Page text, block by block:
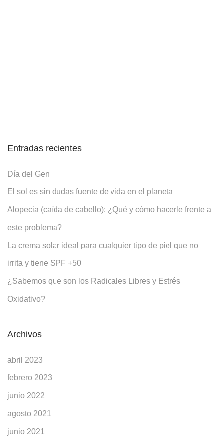
Entradas recientes
Día del Gen
El sol es sin dudas fuente de vida en el planeta
Alopecia (caída de cabello): ¿Qué y cómo hacerle frente a
este problema?
La crema solar ideal para cualquier tipo de piel que no
irrita y tiene SPF +50
¿Sabemos que son los Radicales Libres y Estrés
Oxidativo?
Archivos
abril 2023
febrero 2023
junio 2022
agosto 2021
junio 2021